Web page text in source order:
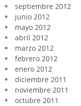
septiembre 2012
junio 2012
mayo 2012
abril 2012
marzo 2012
febrero 2012
enero 2012
diciembre 2011
noviembre 2011
octubre 2011